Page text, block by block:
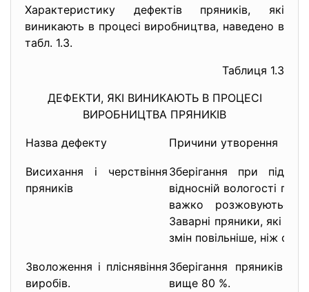
Характеристику дефектів пряників, які
виникають в процесі виробництва, наведено в
табл. 1.3.
Таблиця 1.3
ДЕФЕКТИ, ЯКІ ВИНИКАЮТЬ В ПРОЦЕСІ
ВИРОБНИЦТВА ПРЯНИКІВ
Назва дефекту Причини утворення
Висихання і черствіння
пряників
Зберігання при
відносній вологості
важко розжовуються,
Заварні пряники, які
змін повільніше, ніж
Зволоження і пліснявіння
виробів.
Зберігання пряників
вище 80 %.